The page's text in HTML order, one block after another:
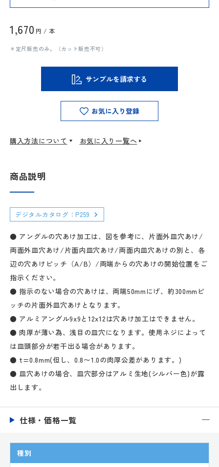
1,670 円 / 本
＊定尺販売のみ。（カット販売不可）
サンプルを請求する
お気に入り登録
購入方法について お気に入り一覧へ
商品説明
デジタルカタログ：P259
● アングルの穴あけ加工は、図を参考に、片面外皿穴あけ/
両面外皿穴あけ/片面内皿穴あけ/両面内皿穴あけの別と、各
辺の穴あけピッチ（A/B）/両端からの穴あけの開始位置をご
指示ください。
● 指示のない場合の穴あけは、両端50mmにげ、約300mmピ
ッチの片面外皿穴あけとなります。
● アルミアングル9x9と12x12は穴あけ加工はできません。
● 肉厚が薄い為、浅目の皿穴になります。使用ネジによって
は皿頭部分が若干出る場合があります。
● t=0.8mm(但し、0.8〜1.0の肉厚公差があります。)
● 皿穴あけの場合、皿穴部分はアルミ生地(シルバー色)が露
出します。
仕様・価格一覧
種別